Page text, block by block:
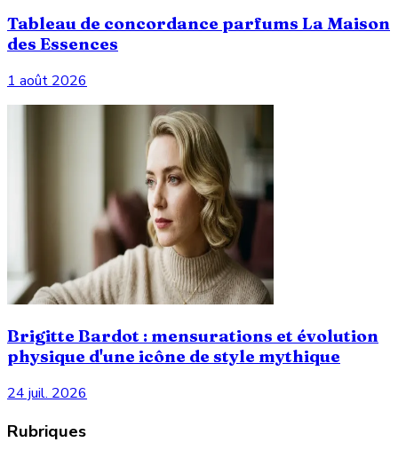
Tableau de concordance parfums La Maison
des Essences
1 août 2026
Brigitte Bardot : mensurations et évolution
physique d'une icône de style mythique
24 juil. 2026
Rubriques